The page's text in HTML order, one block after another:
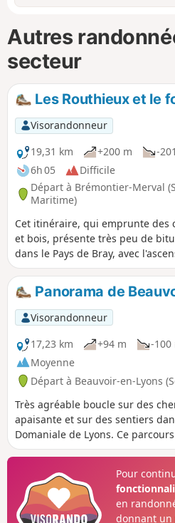
Autres
secteur
Les Routhieux et le
Visorandonneur
19,31 km
+200 m
-
6h 05
Difficile
Départ à Brémontier-Merval
Maritime)
Cet itinéraire, qui emprunte des
et bois, présente très peu de
dans le Pays de Bray, avec
crayeuse et abrupte), vous fait
magnifiques et ses marnières en
Panorama de
Visorandonneur
17,23 km
+94 m -100
Moyenne
Départ à Beauvoir-en-Lyons
Très agréable boucle sur des
apaisante et sur des sentiers
Domaniale de Lyons. Ce
vue sur le Pays de Bray à La
Pour
en
donnant un